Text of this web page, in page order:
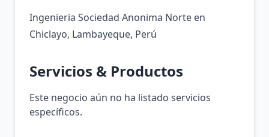
Ingenieria Sociedad Anonima Norte en
Chiclayo, Lambayeque, Perú
Servicios & Productos
Este negocio aún no ha listado servicios
específicos.